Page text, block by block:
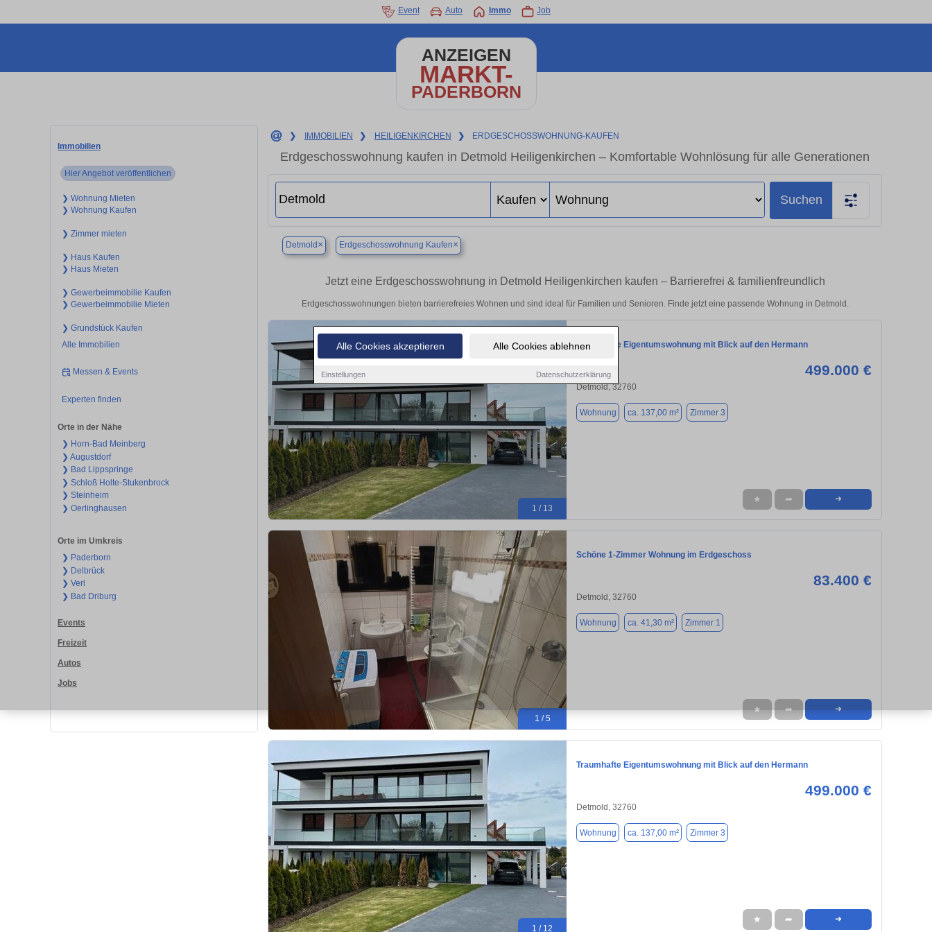
Alle Cookies akzeptieren Alle Cookies ablehnen
Einstellungen Datenschutzerklärung
Event Auto Immo Job
ANZEIGEN
MARKT-
PADERBORN
Immobilien
Hier Angebot veröffentlichen
❯ Wohnung Mieten
❯ Wohnung Kaufen
❯ Zimmer mieten
❯ Haus Kaufen
❯ Haus Mieten
❯ Gewerbeimmobilie Kaufen
❯ Gewerbeimmobilie Mieten
❯ Grundstück Kaufen
Alle Immobilien
Messen & Events
Experten finden
Orte in der Nähe
❯ Horn-Bad Meinberg
❯ Augustdorf
❯ Bad Lippspringe
❯ Schloß Holte-Stukenbrock
❯ Steinheim
❯ Oerlinghausen
Orte im Umkreis
❯ Paderborn
❯ Delbrück
❯ Verl
❯ Bad Driburg
Events
Freizeit
Autos
Jobs
❯ IMMOBILIEN ❯ HEILIGENKIRCHEN ❯ ERDGESCHOSSWOHNUNG-KAUFEN
Erdgeschosswohnung kaufen in Detmold Heiligenkirchen – Komfortable Wohnlösung für alle Generationen
Suchen
Detmold × Erdgeschosswohnung Kaufen×
Jetzt eine Erdgeschosswohnung in Detmold Heiligenkirchen kaufen – Barrierefrei & familienfreundlich
Erdgeschosswohnungen bieten barrierefreies Wohnen und sind ideal für Familien und Senioren. Finde jetzt eine passende Wohnung in Detmold.
1 / 13
Traumhafte Eigentumswohnung mit Blick auf den Hermann
499.000 €
Detmold, 32760
Wohnung ca. 137,00 m² Zimmer 3
★ ➦ ➜
1 / 5
Schöne 1-Zimmer Wohnung im Erdgeschoss
83.400 €
Detmold, 32760
Wohnung ca. 41,30 m² Zimmer 1
★ ➦ ➜
1 / 12
Traumhafte Eigentumswohnung mit Blick auf den Hermann
499.000 €
Detmold, 32760
Wohnung ca. 137,00 m² Zimmer 3
★ ➦ ➜